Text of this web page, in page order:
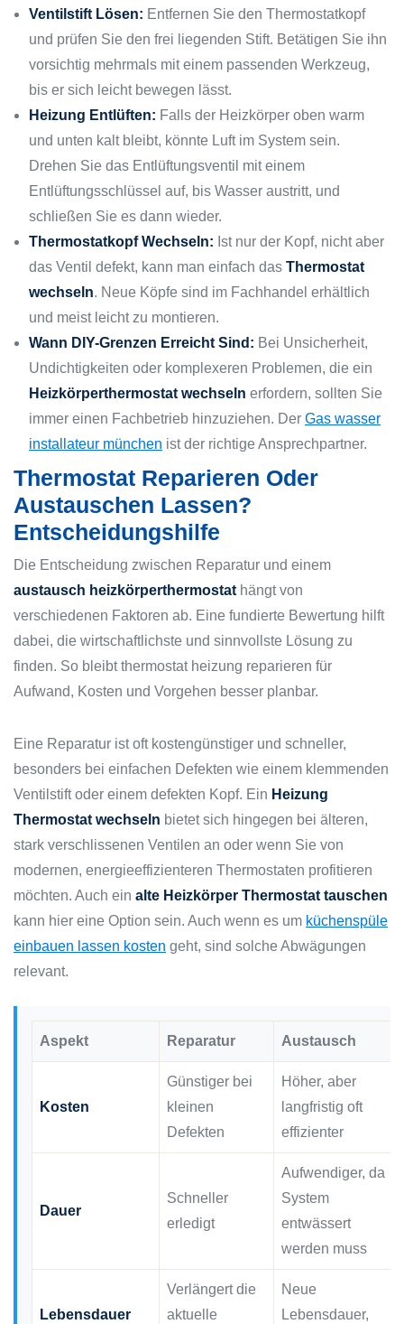
Ventilstift Lösen: Entfernen Sie den Thermostatkopf
und prüfen Sie den frei liegenden Stift. Betätigen Sie ihn
vorsichtig mehrmals mit einem passenden Werkzeug,
bis er sich leicht bewegen lässt.
Heizung Entlüften: Falls der Heizkörper oben warm
und unten kalt bleibt, könnte Luft im System sein.
Drehen Sie das Entlüftungsventil mit einem
Entlüftungsschlüssel auf, bis Wasser austritt, und
schließen Sie es dann wieder.
Thermostatkopf Wechseln: Ist nur der Kopf, nicht aber
das Ventil defekt, kann man einfach das Thermostat
wechseln. Neue Köpfe sind im Fachhandel erhältlich
und meist leicht zu montieren.
Wann DIY-Grenzen Erreicht Sind: Bei Unsicherheit,
Undichtigkeiten oder komplexeren Problemen, die ein
Heizkörperthermostat wechseln erfordern, sollten Sie
immer einen Fachbetrieb hinzuziehen. Der Gas wasser
installateur münchen ist der richtige Ansprechpartner.
Thermostat Reparieren Oder
Austauschen Lassen?
Entscheidungshilfe
Die Entscheidung zwischen Reparatur und einem
austausch heizkörperthermostat hängt von
verschiedenen Faktoren ab. Eine fundierte Bewertung hilft
dabei, die wirtschaftlichste und sinnvollste Lösung zu
finden. So bleibt thermostat heizung reparieren für
Aufwand, Kosten und Vorgehen besser planbar.
Eine Reparatur ist oft kostengünstiger und schneller,
besonders bei einfachen Defekten wie einem klemmenden
Ventilstift oder einem defekten Kopf. Ein Heizung
Thermostat wechseln bietet sich hingegen bei älteren,
stark verschlissenen Ventilen an oder wenn Sie von
modernen, energieeffizienteren Thermostaten profitieren
möchten. Auch ein alte Heizkörper Thermostat tauschen
kann hier eine Option sein. Auch wenn es um küchenspüle
einbauen lassen kosten geht, sind solche Abwägungen
relevant.
Aspekt Reparatur Austausch
Kosten
Günstiger bei
kleinen
Defekten
Höher, aber
langfristig oft
effizienter
Dauer
Schneller
erledigt
Aufwendiger, da
System
entwässert
werden muss
Lebensdauer
Verlängert die
aktuelle
Neue
Lebensdauer,